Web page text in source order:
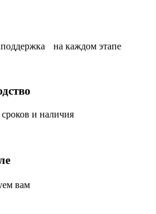
на каждом этапе
и наличия
вам